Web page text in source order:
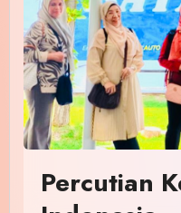
Percutian